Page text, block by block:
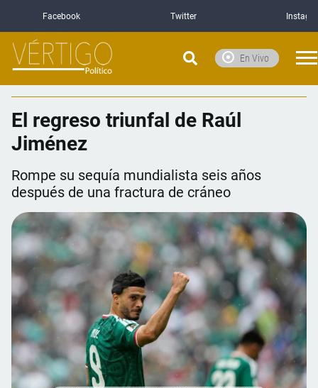
Facebook Twitter
En Vivo
El regreso triunfal de Raúl
Jiménez
Rompe su sequía mundialista seis años
después de una fractura de cráneo